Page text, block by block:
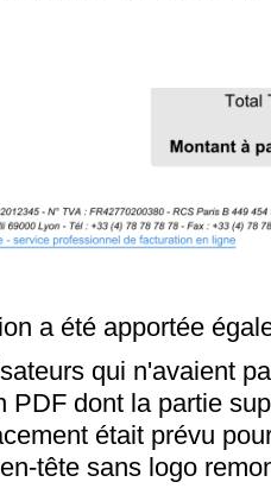
a été apportée
qui n'avaient
PDF dont la partie
était prévu
tête sans logo